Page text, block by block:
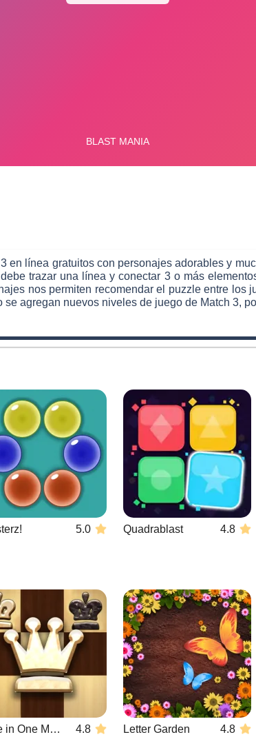
en línea gratuitos con personajes adorables y
trazar una línea y conectar 3 o más
nos permiten recomendar el puzzle entre
agregan nuevos niveles de juego de Match 3,
5.0 Quadrablast 4.8
Mate in One Move 4.8 Letter Garden 4.8